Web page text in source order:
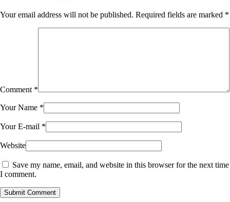
Your email address will not be published. Required fields are marked *
Comment *
Your Name *
Your E-mail *
Website
Save my name, email, and website in this browser for the next time
I comment.
Submit Comment